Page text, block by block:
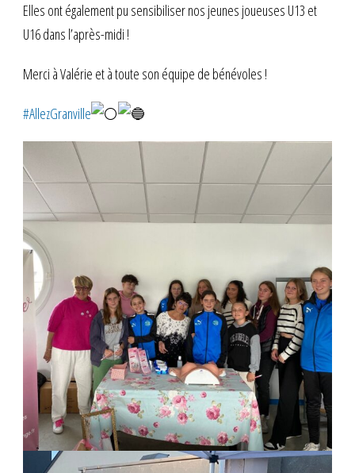
Elles ont également pu sensibiliser nos jeunes joueuses U13 et
U16 dans l’après-midi !
Merci à Valérie et à toute son équipe de bénévoles !
#AllezGranville